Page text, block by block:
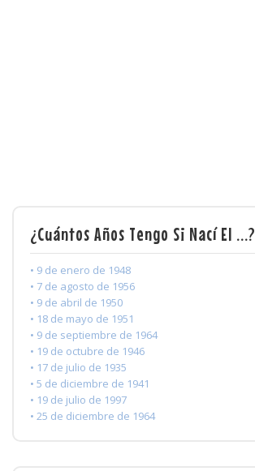
¿Cuántos Años Tengo Si Nací El ...?
• 9 de enero de 1948
• 7 de agosto de 1956
• 9 de abril de 1950
• 18 de mayo de 1951
• 9 de septiembre de 1964
• 19 de octubre de 1946
• 17 de julio de 1935
• 5 de diciembre de 1941
• 19 de julio de 1997
• 25 de diciembre de 1964